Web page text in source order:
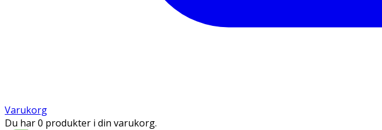
Varukorg
Du har 0 produkter i din varukorg.